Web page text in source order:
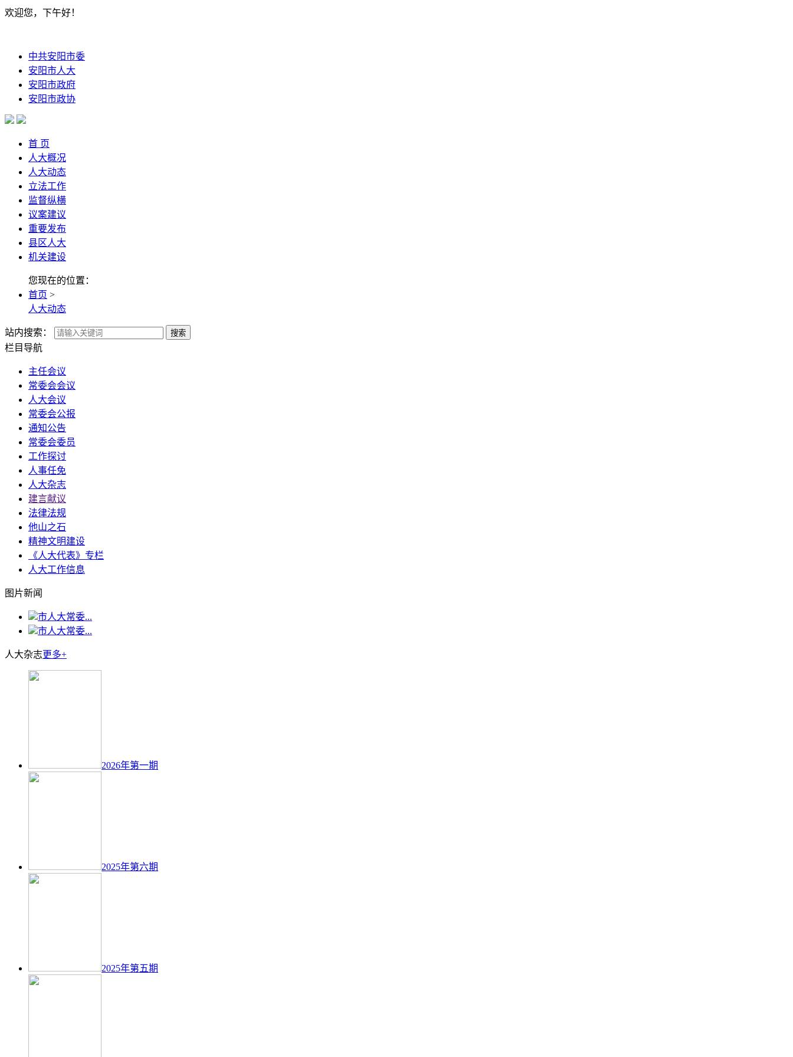
欢迎您，下午好！
中共安阳市委
安阳市人大
安阳市政府
安阳市政协
首 页
人大概况
人大动态
立法工作
监督纵横
议案建议
重要发布
县区人大
机关建设
您现在的位置：
首页 >
人大动态
站内搜索： 搜索
栏目导航
主任会议
常委会会议
人大会议
常委会公报
通知公告
常委会委员
工作探讨
人事任免
人大杂志
建言献议
法律法规
他山之石
精神文明建设
《人大代表》专栏
人大工作信息
图片新闻
市人大常委...
市人大常委...
人大杂志更多+
2026年第一期
2025年第六期
2025年第五期